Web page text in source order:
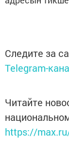
Следите за
Telegram-
Читайте
https://